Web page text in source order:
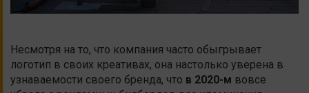
Несмотря на то, что компания часто обыгрывает
логотип в своих креативах, она настолько уверена в
узнаваемости своего бренда, что в 2020-м вовсе